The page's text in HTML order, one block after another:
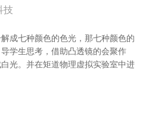
技
成七种颜色的色光，那七种颜色的
学生思考，借助凸透镜的会聚作
光。并在矩道物理虚拟实验室中进